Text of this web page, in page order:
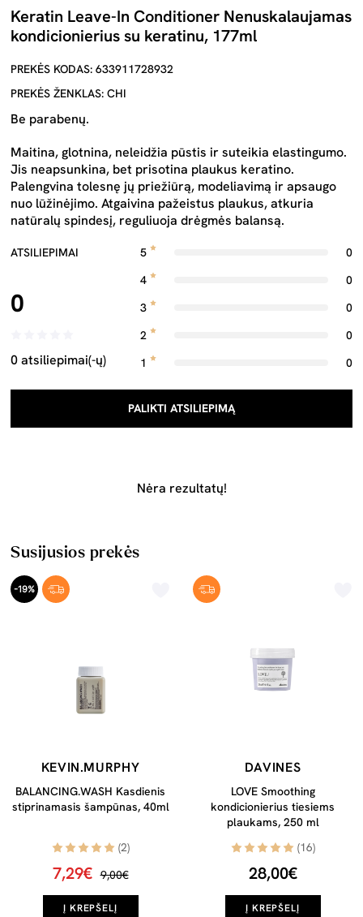
Keratin Leave-In Conditioner Nenuskalaujamas
kondicionierius su keratinu, 177ml
PREKĖS KODAS: 633911728932
PREKĖS ŽENKLAS: CHI
Be parabenų.
Maitina, glotnina, neleidžia pūstis ir suteikia elastingumo.
Jis neapsunkina, bet prisotina plaukus keratino.
Palengvina tolesnę jų priežiūrą, modeliavimą ir apsaugo
nuo lūžinėjimo. Atgaivina pažeistus plaukus, atkuria
natūralų spindesį, reguliuoja drėgmės balansą.
ATSILIEPIMAI
0
0 atsiliepimai(-ų)
5
0
4
0
3
0
2
0
1
0
PALIKTI ATSILIEPIMĄ
Nėra rezultatų!
Susijusios prekės
-19%
KEVIN.MURPHY
BALANCING.WASH Kasdienis
stiprinamasis šampūnas, 40ml
(2)
7,29€ 9,00€
Į KREPŠELĮ
DAVINES
LOVE Smoothing
kondicionierius tiesiems
plaukams, 250 ml
(16)
28,00€
Į KREPŠELĮ